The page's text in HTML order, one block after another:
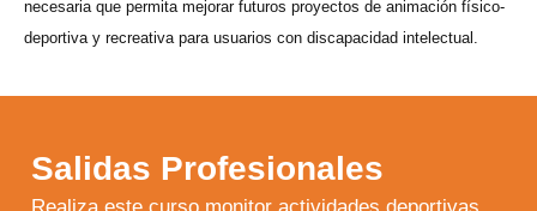
necesaria que permita mejorar futuros proyectos de animación físico-
deportiva y recreativa para usuarios con discapacidad intelectual.
Salidas Profesionales